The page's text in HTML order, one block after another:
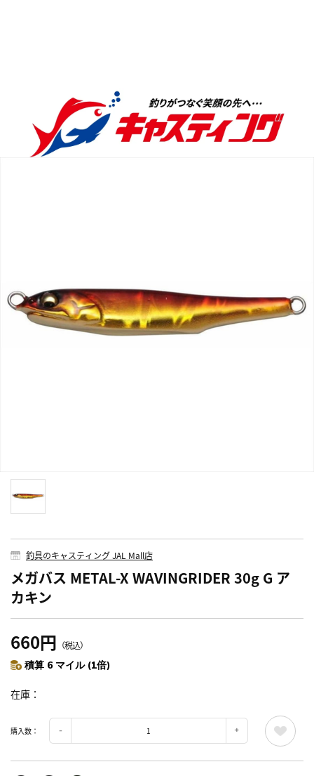
釣具のキャスティング JAL Mall店
メガバス METAL-X WAVINGRIDER 30g G ア
カキン
660円 （税込）
積算 6 マイル (1倍)
在庫
購入数：